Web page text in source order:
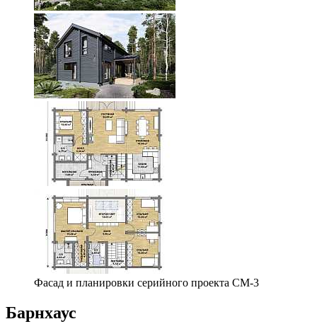
Фасад и планировки серийного проекта СМ-3
Барнхаус